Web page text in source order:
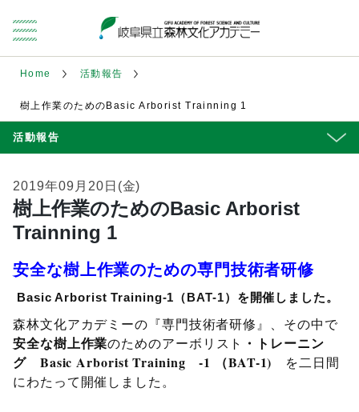
Home 活動報告
樹上作業のためのBasic Arborist Trainning 1
活動報告
2019年09月20日(金)
樹上作業のためのBasic Arborist
Trainning 1
安全な樹上作業のための専門技術者研修
Basic Arborist Training-1（BAT-1）を開催しました。
森林文化アカデミーの『専門技術者研修』、その中で
安全な樹上作業のためのアーボリスト ・トレーニン
グ Basic Arborist Training -1 （BAT-1)
を二日間
にわたって開催しました。